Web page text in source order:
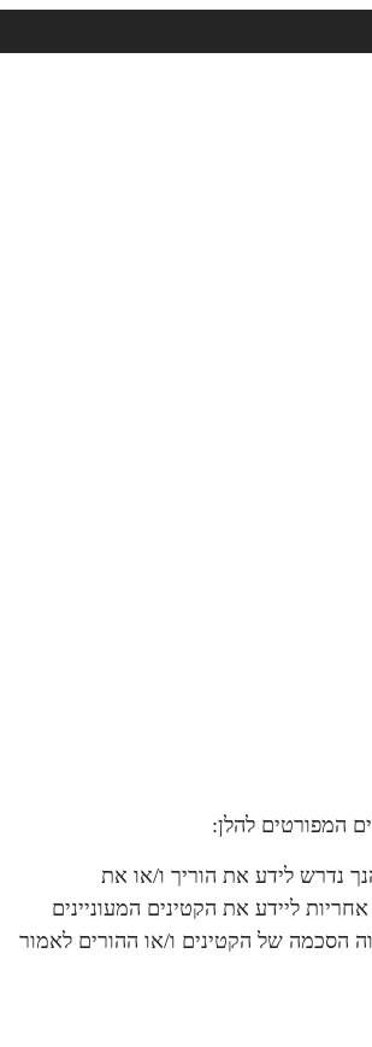
המפורטים להלן:
ללא אישור אפוטרופוס, הנך נדרש לידע את הוריך ו/או את
ליידע את הקטינים המעוניינים
הסכמה של הקטינים ו/או ההורים לאמור